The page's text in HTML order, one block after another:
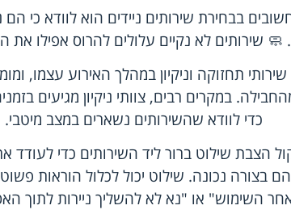
בבחירת שירותים ניידים הוא לוודא כי הם
שירותים לא נקיים עלולים להרוס אפילו את
תחזוקה וניקיון במהלך האירוע עצמו,
במקרים רבים, צוותי ניקיון מגיעים
כדי לוודא שהשירותים נשארים במצב מיטבי.
הצבת שילוט ברור ליד השירותים כדי
בצורה נכונה. שילוט יכול לכלול הוראות
השימוש" או "נא לא להשליך ניירות לתוך